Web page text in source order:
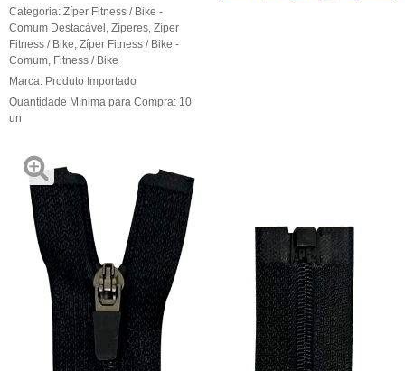
Categoria: Zíper Fitness / Bike -
Comum Destacável Zíperes Zíper
Fitness / Bike Zíper Fitness / Bike -
Comum Fitness / Bike
Marca: Produto Importado
Quantidade Mínima para Compra: 10
un